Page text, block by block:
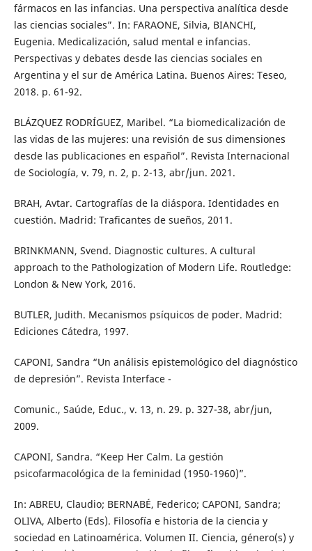
fármacos en las infancias. Una perspectiva analítica desde
las ciencias sociales”. In: FARAONE, Silvia, BIANCHI,
Eugenia. Medicalización, salud mental e infancias.
Perspectivas y debates desde las ciencias sociales en
Argentina y el sur de América Latina. Buenos Aires: Teseo,
2018. p. 61-92.
BLÁZQUEZ RODRÍGUEZ, Maribel. “La biomedicalización de
las vidas de las mujeres: una revisión de sus dimensiones
desde las publicaciones en español”. Revista Internacional
de Sociología, v. 79, n. 2, p. 2-13, abr/jun. 2021.
BRAH, Avtar. Cartografías de la diáspora. Identidades en
cuestión. Madrid: Traficantes de sueños, 2011.
BRINKMANN, Svend. Diagnostic cultures. A cultural
approach to the Pathologization of Modern Life. Routledge:
London & New York, 2016.
BUTLER, Judith. Mecanismos psíquicos de poder. Madrid:
Ediciones Cátedra, 1997.
CAPONI, Sandra “Un análisis epistemológico del diagnóstico
de depresión”. Revista Interface -
Comunic., Saúde, Educ., v. 13, n. 29. p. 327-38, abr/jun,
2009.
CAPONI, Sandra. “Keep Her Calm. La gestión
psicofarmacológica de la feminidad (1950-1960)”.
In: ABREU, Claudio; BERNABÉ, Federico; CAPONI, Sandra;
OLIVA, Alberto (Eds). Filosofía e historia de la ciencia y
sociedad en Latinoamérica. Volumen II. Ciencia, género(s) y